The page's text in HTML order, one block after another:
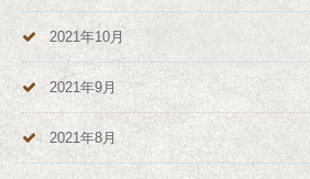
2021年10月
2021年9月
2021年8月